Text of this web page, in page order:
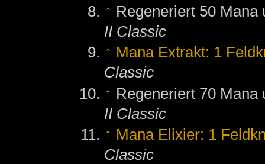
↑ Regeneriert 50
II Classic
↑ Mana Extrakt: 1
Classic
↑ Regeneriert 70
II Classic
↑ Mana Elixier: 1
Classic